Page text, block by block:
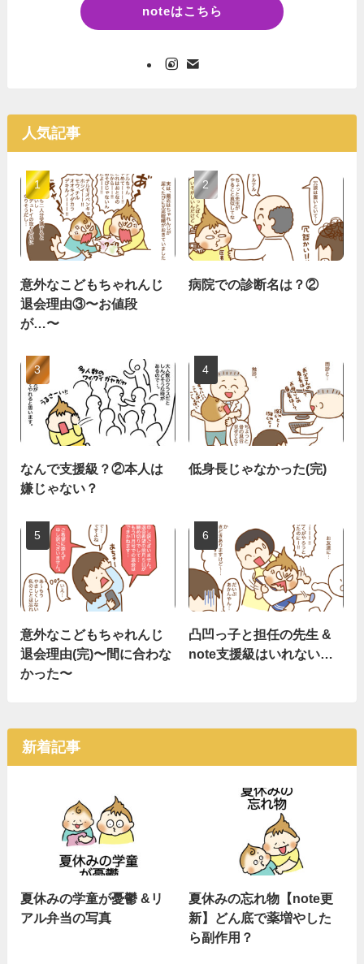
noteはこちら
人気記事
意外なこどもちゃれんじ
退会理由③〜お値段
が…〜
病院での診断名は？②
なんで支援級？②本人は
嫌じゃない？
低身長じゃなかった(完)
意外なこどもちゃれんじ
退会理由(完)〜間に合わな
かった〜
凸凹っ子と担任の先生 &
note支援級はいれない…
新着記事
夏休みの学童が憂鬱 &リ
アル弁当の写真
夏休みの忘れ物【note更
新】どん底で薬増やした
ら副作用？